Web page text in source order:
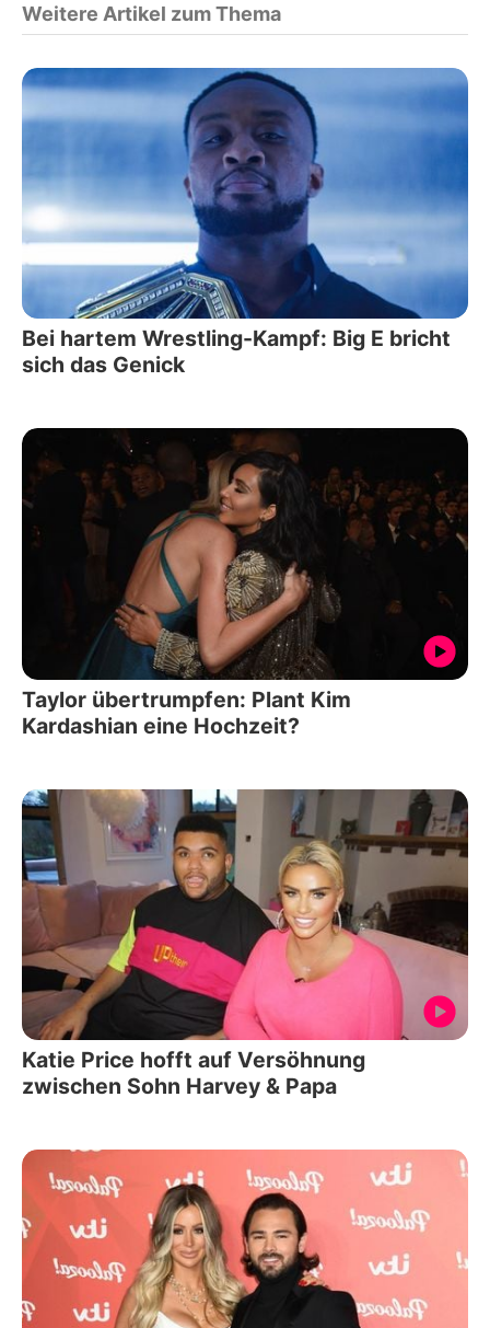
Weitere Artikel zum Thema
Bei hartem Wrestling-Kampf: Big E bricht
sich das Genick
Taylor übertrumpfen: Plant Kim
Kardashian eine Hochzeit?
Katie Price hofft auf Versöhnung
zwischen Sohn Harvey & Papa